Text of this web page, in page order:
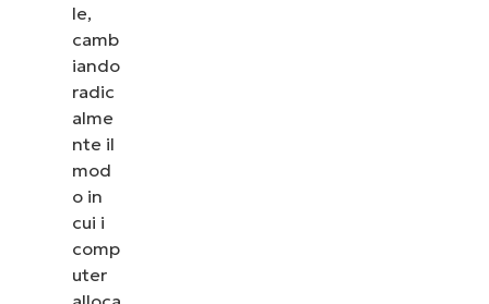
le,
camb
iando
radic
alme
nte il
mod
o in
cui i
comp
uter